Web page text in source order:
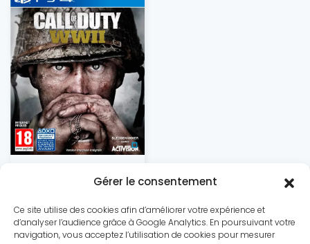
Gérer le consentement
Ce site utilise des cookies afin d’améliorer votre expérience et
d’analyser l’audience grâce à Google Analytics. En poursuivant votre
navigation, vous acceptez l’utilisation de cookies pour mesurer
Call of Duty: WWII